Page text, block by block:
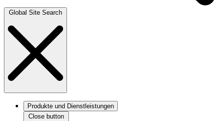
Global Site Search
Produkte und Dienstleistungen
Close button